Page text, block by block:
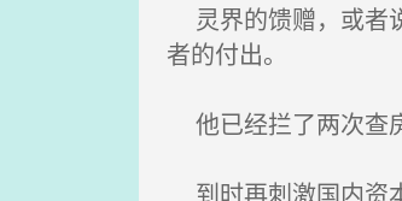
灵界的馈赠，或者
者的付出。
他已经拦了两次查
到时再刺激国内资